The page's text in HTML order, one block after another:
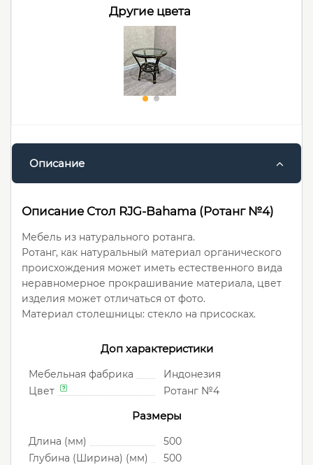
Другие цвета
Описание
Описание Стол RJG-Bahama (Ротанг №4)
Мебель из натурального ротанга.
Ротанг, как натуральный материал органического
происхождения может иметь естественного вида
неравномерное прокрашивание материала, цвет
изделия может отличаться от фото.
Материал столешницы: стекло на присосках.
Доп характеристики
Мебельная фабрика
Индонезия
Цвет
Ротанг №4
Размеры
Длина (мм)
500
Глубина (Ширина) (мм)
500